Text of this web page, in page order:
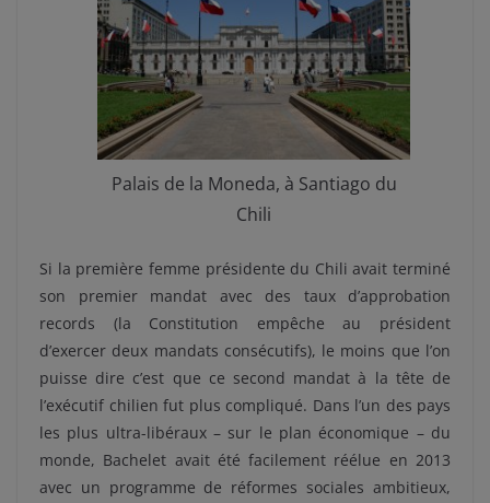
Palais de la Moneda, à Santiago du
Chili
Si la première femme présidente du Chili avait terminé
son premier mandat avec des taux d’approbation
records (la Constitution empêche au président
d’exercer deux mandats consécutifs), le moins que l’on
puisse dire c’est que ce second mandat à la tête de
l’exécutif chilien fut plus compliqué. Dans l’un des pays
les plus ultra-libéraux – sur le plan économique – du
monde, Bachelet avait été facilement réélue en 2013
avec un programme de réformes sociales ambitieux,